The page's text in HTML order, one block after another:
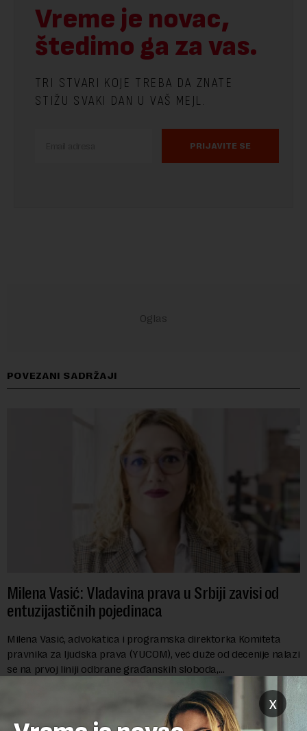
Vreme je novac,
štedimo ga za vas.
TRI STVARI KOJE TREBA DA ZNATE
STIŽU SVAKI DAN U VAŠ MEJL.
PRIJAVITE SE
POVEZANI SADRŽAJI
Milena Vasić: Vladavina prava u Srbiji zavisi od
entuzijastičnih pojedinaca
Milena Vasić, advokatica i programska direktorka Komiteta
pravnika za ljudska prava (YUCOM), već duže od decenije nalazi
se na prvoj liniji odbrane građanskih sloboda,
x